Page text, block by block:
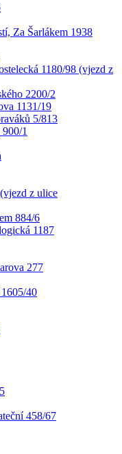
Za Šarlákem 1938
1180/98 (vjezd z
2200/2
1131/19
5/813
1
z ulice
884/6
1187
277
40
458/67